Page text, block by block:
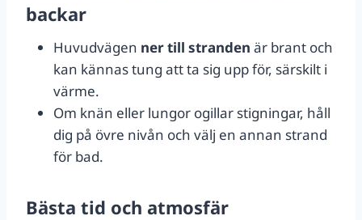
backar
Huvudvägen ner till stranden är brant och
kan kännas tung att ta sig upp för, särskilt i
värme.
Om knän eller lungor ogillar stigningar, håll
dig på övre nivån och välj en annan strand
för bad.
Bästa tid och atmosfär